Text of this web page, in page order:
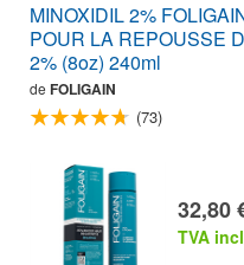
MINOXIDIL 2%
POUR LA REPOUSSE
2% (8oz) 240ml
de FOLIGAIN
(73)
32,80
TVA